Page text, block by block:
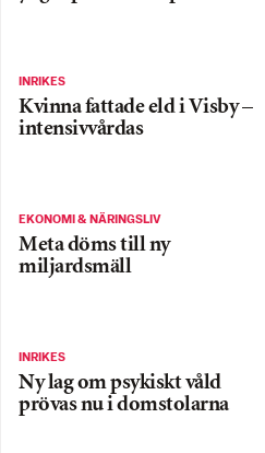
INRIKES
Kvinna fattade eld i Visby –
intensivvårdas
EKONOMI & NÄRINGSLIV
Meta döms till ny
miljardsmäll
INRIKES
Ny lag om psykiskt våld
prövas nu i domstolarna